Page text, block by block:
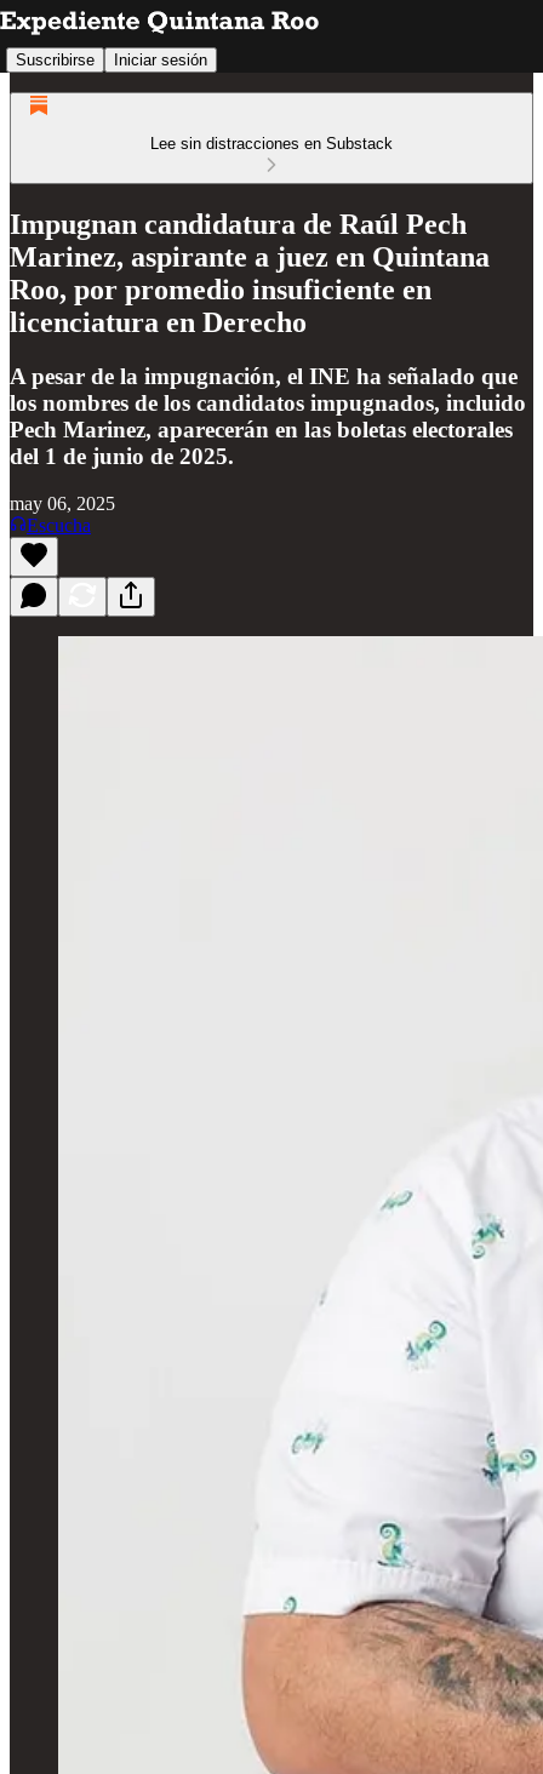
Suscribirse Iniciar sesión
Lee sin distracciones en Substack
Impugnan candidatura de Raúl Pech
Marinez, aspirante a juez en Quintana
Roo, por promedio insuficiente en
licenciatura en Derecho
A pesar de la impugnación, el INE ha señalado que
los nombres de los candidatos impugnados, incluido
Pech Marinez, aparecerán en las boletas electorales
del 1 de junio de 2025.
may 06, 2025
Escucha